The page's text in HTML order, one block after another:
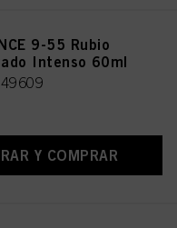
9-55 Rubio
Intenso 60ml
Y COMPRAR
para proporcionarle